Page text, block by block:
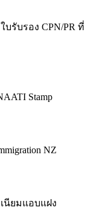
รับรอง CPN/PR ที่
Stamp
NZ
นียมแอบแฝง